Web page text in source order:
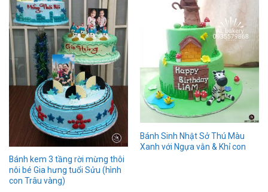
Bánh kem 3 tầng rời mừng thôi
nôi bé Gia hưng tuổi Sửu (hình
con Trâu vàng)
Bánh Sinh Nhật Sở Thú Màu
Xanh với Ngựa vằn & Khỉ con